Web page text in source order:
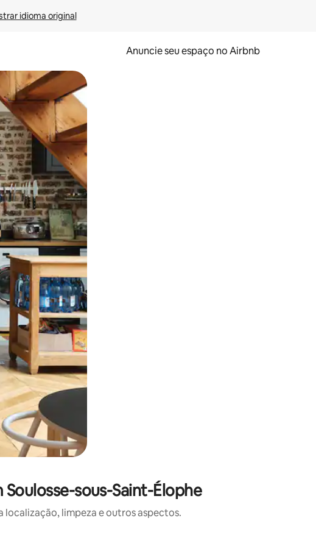
idioma original
Anuncie seu espaço no Airbnb
e deslizando o dedo na tela.
sous-Saint-Élophe
localização, limpeza e outros aspectos.